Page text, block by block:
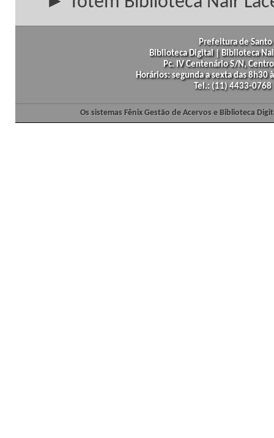
Prefeitura de
Biblioteca Digital | Biblioteca
Pc. IV Centenário S/N,
Horários: segunda a sexta das
Tel.: (11) 4433-
Os sistemas Fênix Gestão de Acervos e Biblioteca